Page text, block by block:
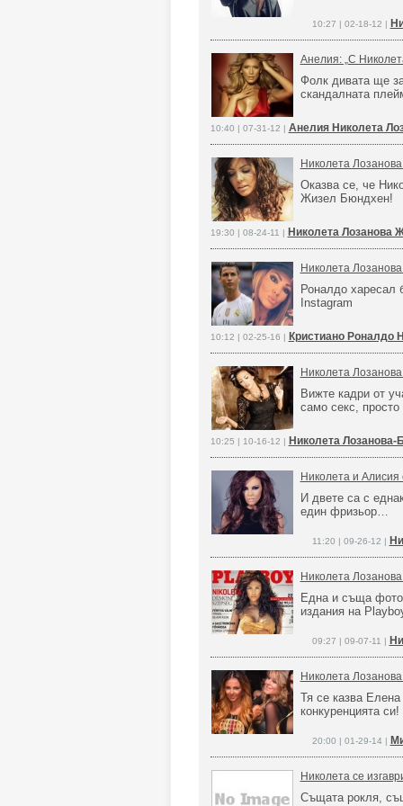
10:27 | 02-18-12 |
Анелия: „С
Фолк дивата ще
скандалната
10:40 | 07-31-12 | Анелия Николета
Николета
Оказва се, че
Жизел Бюндхен!
19:30 | 08-24-11 | Николета Лозанова
Николета
Роналдо харесал
Instagram
10:12 | 02-25-16 | Кристиано Роналдо
Николета
Вижте кадри от
само секс, просто
10:25 | 10-16-12 | Николета
Николета и Алисия
И двете са с
един фризьор…
11:20 | 09-26-12 |
Николета
Една и съща
издания на
09:27 | 09-07-11 |
Николета
Тя се казва
конкуренцията си!
20:00 | 01-29-14 |
Николета се
Същата рокля,